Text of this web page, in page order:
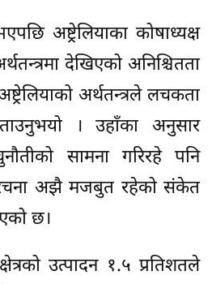
अष्ट्रेलियाका कोषाध्यक्ष
देखिएको अनिश्चितता
अर्थतन्त्रले लचकता
। उहाँका अनुसार
सामना गरिरहे पनि
अझै मजबुत रहेको संकेत
छ।
उत्पादन १.५ प्रतिशतले